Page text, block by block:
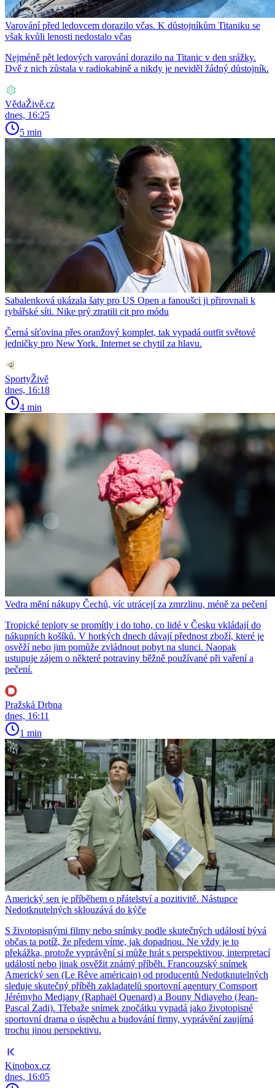
Varování před ledovcem dorazilo včas. K důstojníkům Titaniku se
však kvůli lenosti nedostalo včas
Nejméně pět ledových varování dorazilo na Titanic v den srážky.
Dvě z nich zůstala v radiokabině a nikdy je neviděl žádný důstojník.
VědaŽivě.cz
dnes, 16:25
5 min
Sabalenková ukázala šaty pro US Open a fanoušci ji přirovnali k
rybářské síti. Nike prý ztratili cit pro módu
Černá síťovina přes oranžový komplet, tak vypadá outfit světové
jedničky pro New York. Internet se chytil za hlavu.
SportyŽivě
dnes, 16:18
4 min
Vedra mění nákupy Čechů, víc utrácejí za zmrzlinu, méně za pečení
Tropické teploty se promítly i do toho, co lidé v Česku vkládají do
nákupních košíků. V horkých dnech dávají přednost zboží, které je
osvěží nebo jim pomůže zvládnout pobyt na slunci. Naopak
ustupuje zájem o některé potraviny běžně používané při vaření a
pečení.
Pražská Drbna
dnes, 16:11
1 min
Americký sen je příběhem o přátelství a pozitivitě. Nástupce
Nedotknutelných sklouzává do kýče
S životopisnými filmy nebo snímky podle skutečných událostí bývá
občas ta potíž, že předem víme, jak dopadnou. Ne vždy je to
překážka, protože vyprávění si může hrát s perspektivou, interpretací
událostí nebo jinak osvěžit známý příběh. Francouzský snímek
Americký sen (Le Rêve américain) od producentů Nedotknutelných
sleduje skutečný příběh zakladatelů sportovní agentury Comsport
Jérémyho Medjany (Raphaël Quenard) a Bouny Ndiayeho (Jean-
Pascal Zadi). Třebaže snímek zpočátku vypadá jako životopisné
sportovní drama o úspěchu a budování firmy, vyprávění zaujímá
trochu jinou perspektivu.
Kinobox.cz
dnes, 16:05